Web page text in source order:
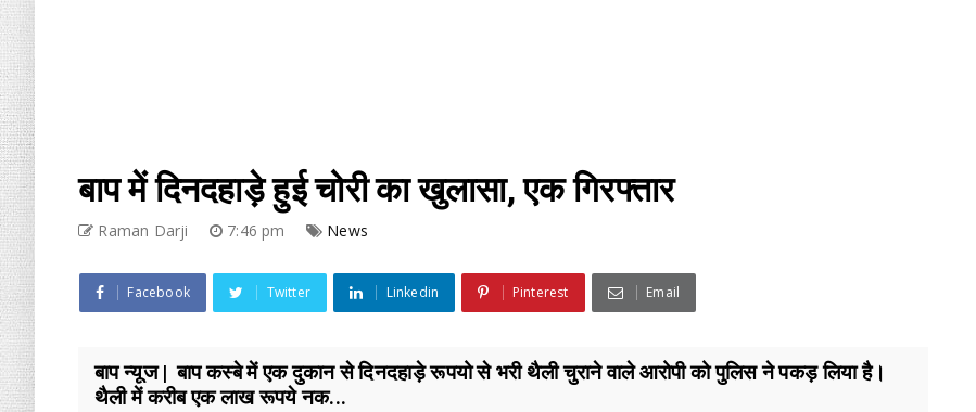
बाप में दिनदहाड़े हुई चोरी का खुलासा, एक गिरफ्तार
Raman Darji 7:46 pm News
Facebook Twitter Linkedin Pinterest Email
बाप न्यूज | बाप कस्बे में एक दुकान से दिनदहाड़े रूपयो से भरी थैली चुराने वाले आरोपी को पुलिस ने पकड़ लिया है।
थैली में करीब एक लाख रूपये नक...